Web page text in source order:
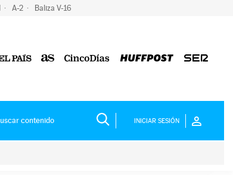
A-2 Baliza V-16
INICIAR SESIÓN